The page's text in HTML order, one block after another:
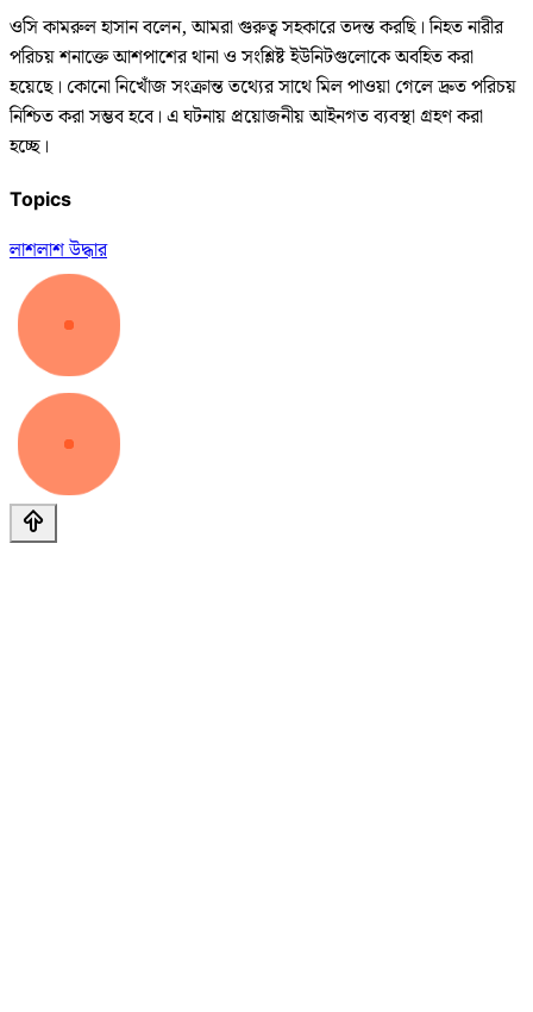
ওসি কামরুল হাসান বলেন, আমরা গুরুত্ব সহকারে তদন্ত করছি। নিহত নারীর
পরিচয় শনাক্তে আশপাশের থানা ও সংশ্লিষ্ট ইউনিটগুলোকে অবহিত করা
হয়েছে। কোনো নিখোঁজ সংক্রান্ত তথ্যের সাথে মিল পাওয়া গেলে দ্রুত পরিচয়
নিশ্চিত করা সম্ভব হবে। এ ঘটনায় প্রয়োজনীয় আইনগত ব্যবস্থা গ্রহণ করা
হচ্ছে।
Topics
লাশলাশ উদ্ধার